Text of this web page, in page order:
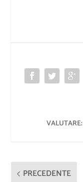
VALUTARE:
PRECEDENTE